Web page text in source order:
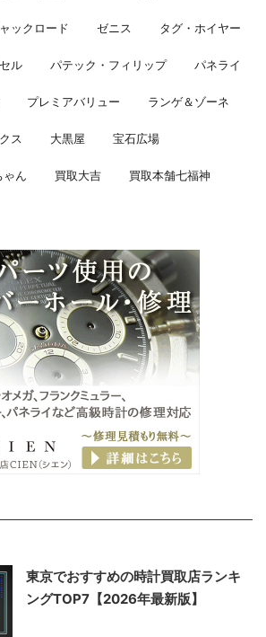
ックロード ゼニス タグ・ホイヤー
ル パテック・フィリップ パネライ
プレミアバリュー ランゲ＆ゾーネ
ス 大黒屋 宝石広場
ゃん 買取大吉 買取本舗七福神
東京でおすすめの時計買取店ランキ
ングTOP7【2026年最新版】